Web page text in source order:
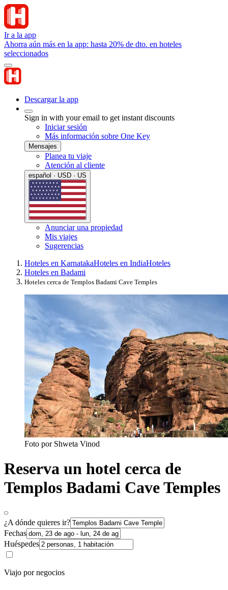
Ir a la app
Ahorra aún más en la app: hasta 20% de dto. en hoteles
seleccionados
Descargar la app
Sign in with your email to get instant discounts
Iniciar sesión
Más información sobre One Key
Mensajes
Planea tu viaje
Atención al cliente
español · USD · US
Anunciar una propiedad
Mis viajes
Sugerencias
Hoteles en KarnatakaHoteles en IndiaHoteles
Hoteles en Badami
Hoteles cerca de Templos Badami Cave Temples
Foto por Shweta Vinod
Reserva un hotel cerca de
Templos Badami Cave Temples
¿A dónde quieres ir?
Fechas
Huéspedes
Viajo por negocios